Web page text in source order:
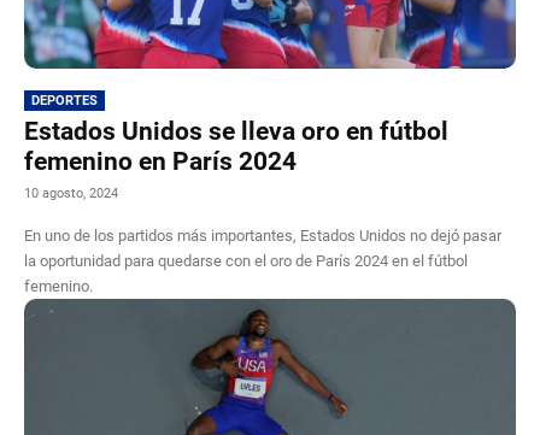
DEPORTES
Estados Unidos se lleva oro en fútbol
femenino en París 2024
10 agosto, 2024
En uno de los partidos más importantes, Estados Unidos no dejó pasar
la oportunidad para quedarse con el oro de París 2024 en el fútbol
femenino.